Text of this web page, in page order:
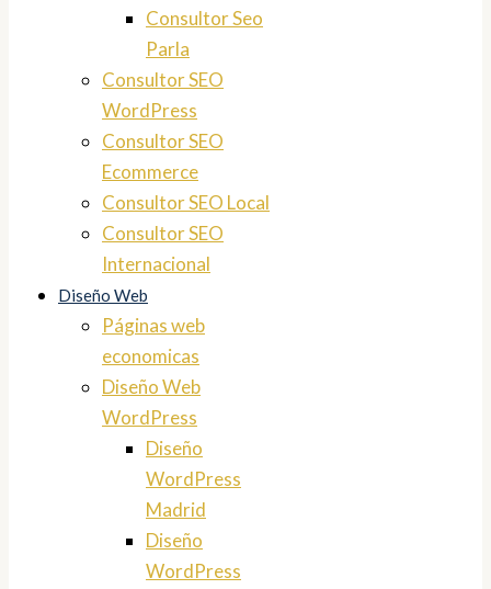
Consultor Seo
Parla
Consultor SEO
WordPress
Consultor SEO
Ecommerce
Consultor SEO Local
Consultor SEO
Internacional
Diseño Web
Páginas web
economicas
Diseño Web
WordPress
Diseño
WordPress
Madrid
Diseño
WordPress